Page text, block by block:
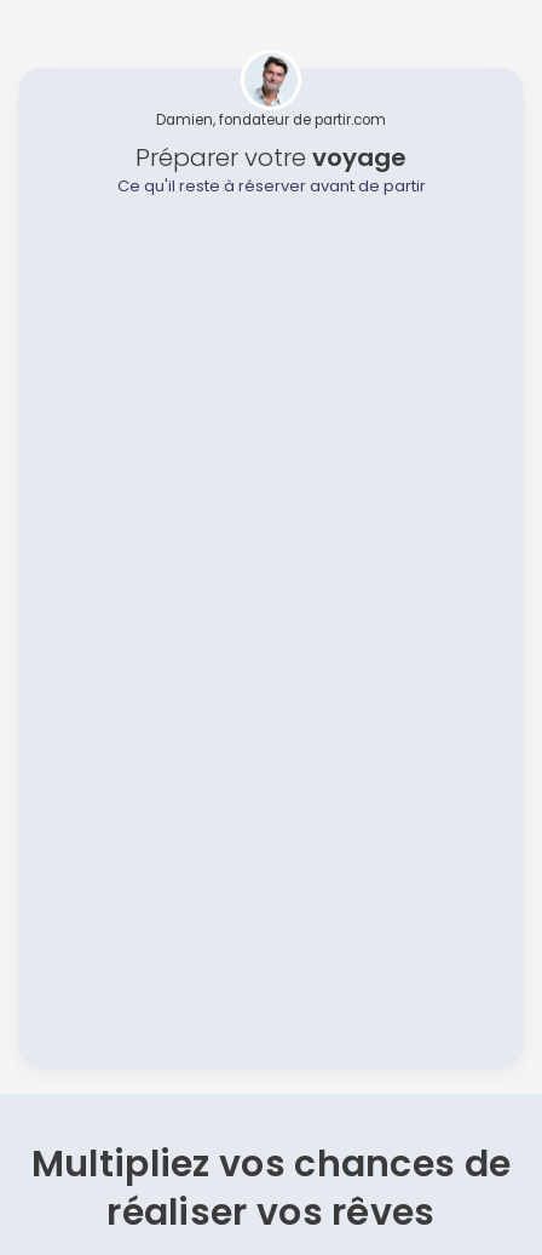
Damien, fondateur de partir.com
Préparer votre voyage
Ce qu'il reste à réserver avant de partir
Multipliez vos chances de
réaliser vos rêves